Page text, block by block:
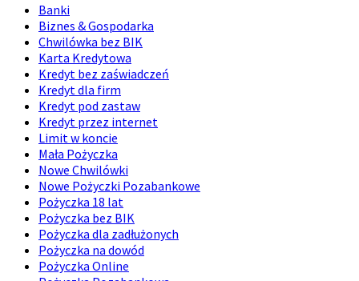
Banki
Biznes & Gospodarka
Chwilówka bez BIK
Karta Kredytowa
Kredyt bez zaświadczeń
Kredyt dla firm
Kredyt pod zastaw
Kredyt przez internet
Limit w koncie
Mała Pożyczka
Nowe Chwilówki
Nowe Pożyczki Pozabankowe
Pożyczka 18 lat
Pożyczka bez BIK
Pożyczka dla zadłużonych
Pożyczka na dowód
Pożyczka Online